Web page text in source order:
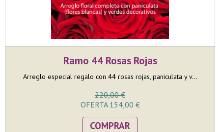
Ramo 44 Rosas Rojas
Arreglo especial regalo con 44 rosas rojas, paniculata y v...
220,00 €
OFERTA 154,00 €
COMPRAR